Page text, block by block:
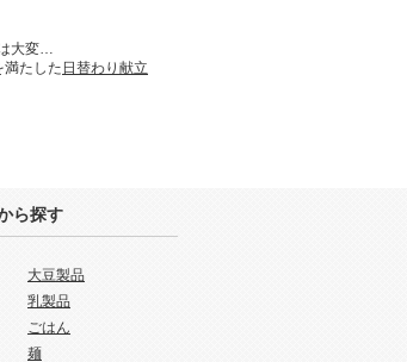
大変…
満たした 日替わり献立
ら探す
大豆製品
乳製品
ごはん
麺